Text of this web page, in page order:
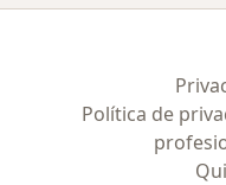
Política de